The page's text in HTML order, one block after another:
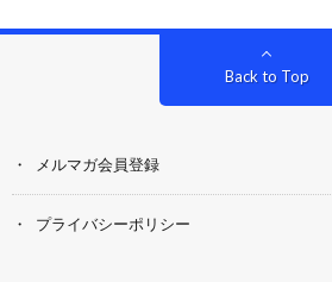
Back to Top
メルマガ会員登録
プライバシーポリシー